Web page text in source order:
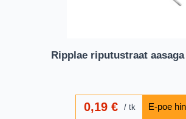
Ripplae riputustraat aasaga
0,19€ tk